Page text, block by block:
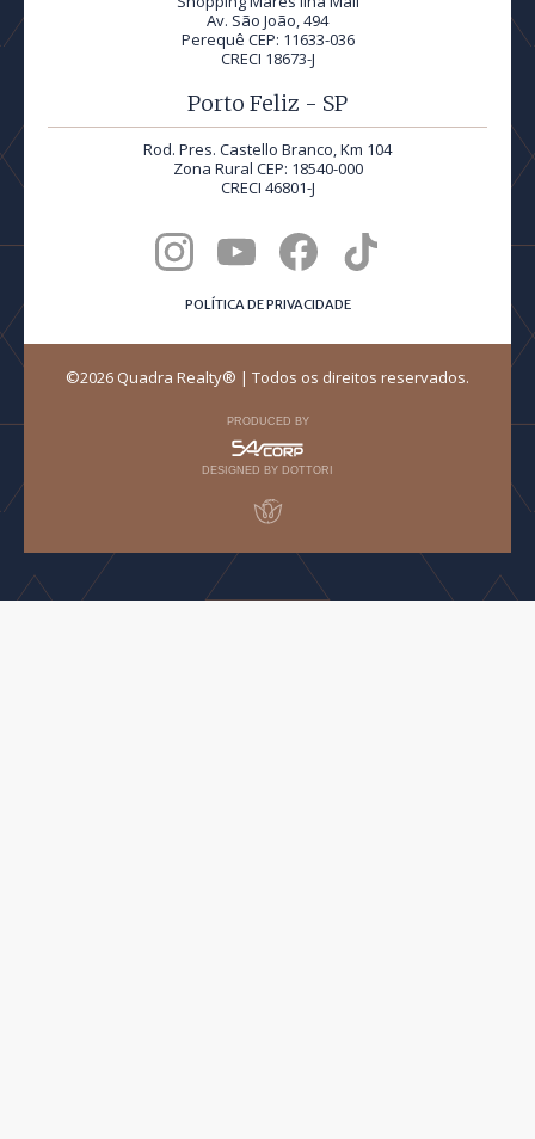
Av. São João, 494
Perequê CEP: 11633-036
CRECI 18673-J
Porto Feliz - SP
Rod. Pres. Castello Branco, Km 104
Zona Rural CEP: 18540-000
CRECI 46801-J
POLÍTICA DE PRIVACIDADE
©2026 Quadra Realty® | Todos os direitos reservados.
PRODUCED BY
DESIGNED BY DOTTORI